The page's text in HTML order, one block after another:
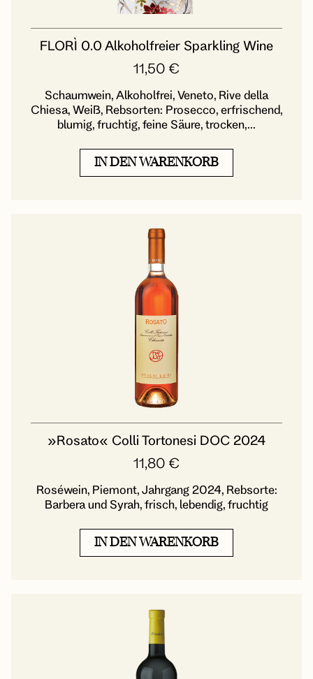
FLORÌ 0.0 Alkoholfreier Sparkling Wine
11,50 €
Schaumwein, Alkoholfrei, Veneto, Rive della
Chiesa, Weiß, Rebsorten: Prosecco, erfrischend,
blumig, fruchtig, feine Säure, trocken,...
IN DEN WARENKORB
»Rosato« Colli Tortonesi DOC 2024
11,80 €
Roséwein, Piemont, Jahrgang 2024, Rebsorte:
Barbera und Syrah, frisch, lebendig, fruchtig
IN DEN WARENKORB